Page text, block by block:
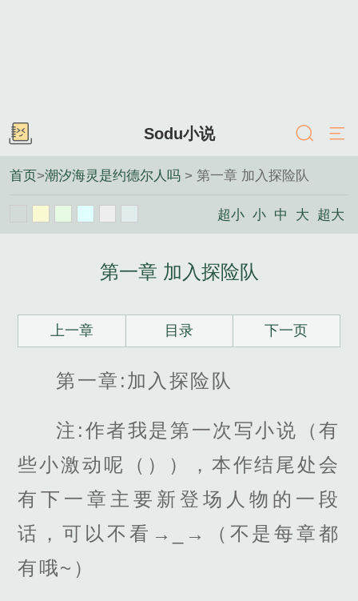
Sodu小说
首页>潮汐海灵是约德尔人吗 > 第一章 加入探险队
超小 小 中 大 超大
第一章 加入探险队
上一章 目录 下一页
第一章:加入探险队
注:作者我是第一次写小说（有
些小激动呢（）），本作结尾处会
有下一章主要新登场人物的一段
话，可以不看→_→（不是每章都
有哦~）